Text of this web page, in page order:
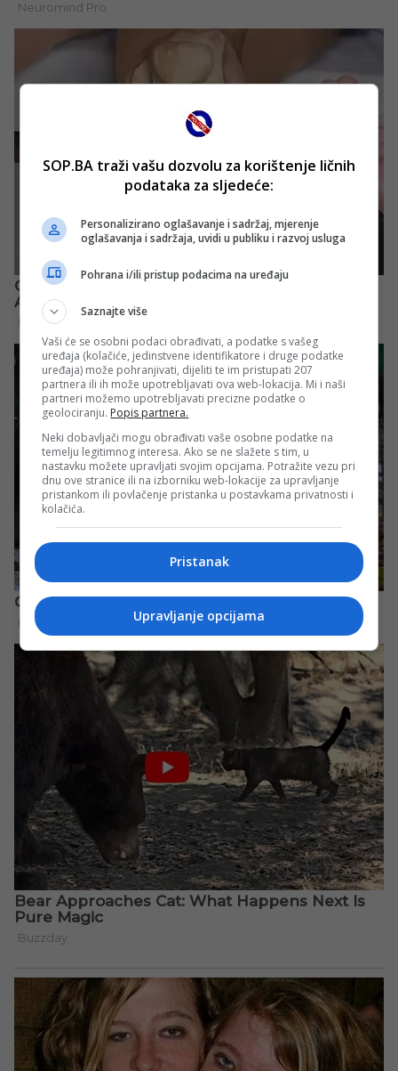
SOP.BA traži vašu dozvolu za korištenje ličnih
podataka za sljedeće:
Personalizirano oglašavanje i sadržaj, mjerenje
oglašavanja i sadržaja, uvidi u publiku i razvoj usluga
Pohrana i/ili pristup podacima na uređaju
Saznajte više
Vaši će se osobni podaci obrađivati, a podatke s vašeg
uređaja (kolačiće, jedinstvene identifikatore i druge podatke
uređaja) može pohranjivati, dijeliti te im pristupati 207
partnera ili ih može upotrebljavati ova web-lokacija. Mi i naši
partneri možemo upotrebljavati precizne podatke o
geolociranju. Popis partnera.
Neki dobavljači mogu obrađivati vaše osobne podatke na
temelju legitimnog interesa. Ako se ne slažete s tim, u
nastavku možete upravljati svojim opcijama. Potražite vezu pri
dnu ove stranice ili na izborniku web-lokacije za upravljanje
pristankom ili povlačenje pristanka u postavkama privatnosti i
kolačića.
Pristanak
Upravljanje opcijama